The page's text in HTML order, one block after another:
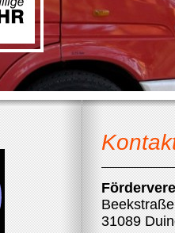
Beekstraße
31089